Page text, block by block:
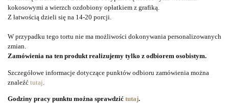
kokosowymi a wierzch ozdobiony opłatkiem z grafiką.
Z łatwością dzieli się na 14-20 porcji.
W przypadku tego tortu nie ma możliwości dokonywania personalizowanych
zmian.
Zamówienia na ten produkt realizujemy tylko z odbiorem osobistym.
Szczegółowe informacje dotyczące punktów odbioru zamówienia można
znaleźć tutaj
Godziny pracy punktu można sprawdzić tutaj.